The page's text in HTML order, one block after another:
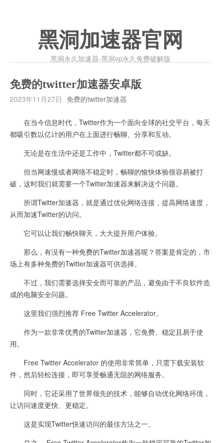
黑洞加速器官网
黑洞永久加速器-黑洞vp永久免费破解版
免费的twitter加速器安卓版
2023年11月27日 免费的twitter加速器
在当今信息时代，Twitter作为一个面向全球的社交平台，每天
都吸引数以亿计的用户在上面进行畅聊、分享和互动。
无论是在生活中还是工作中，Twitter都不可或缺。
但当网速慢或者网络不稳定时，畅聊的愉快体验很容易被打
破，这时我们就需要一个Twitter加速器来解决这个问题。
所谓Twitter加速器，就是通过优化网络连接，提高网络速度，
从而加速Twitter的访问。
它可以让我们畅快聊天，大大提升用户体验。
那么，有没有一种免费的Twitter加速器呢？答案是肯定的，市
场上有多种免费的Twitter加速器可供选择。
不过，我们需要选择安全而可靠的产品，避免由于不良软件造
成的电脑安全问题。
这里我们强烈推荐 Free Twitter Accelerator。
作为一款非常优秀的Twitter加速器，它免费、稳定且易于使
用。
Free Twitter Accelerator 的使用非常简单，只需下载安装软
件，然后轻松连接，即可享受畅通无阻的网络服务。
同时，它还采用了世界领先的技术，能够自动优化网络环境，
让访问速度更快、更稳定。
这是实现Twitter快速访问的最佳方法之一。